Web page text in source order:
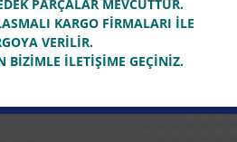
PARÇALAR MEVCUTTUR.
KARGO FİRMALARI İLE
VERİLİR.
BİZİMLE İLETİŞİME GEÇİNİZ.